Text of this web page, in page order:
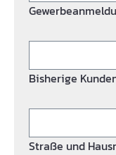
Bisherige
Straße und